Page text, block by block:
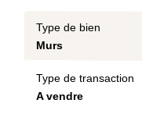
Type de bien
Murs
Type de transaction
A vendre